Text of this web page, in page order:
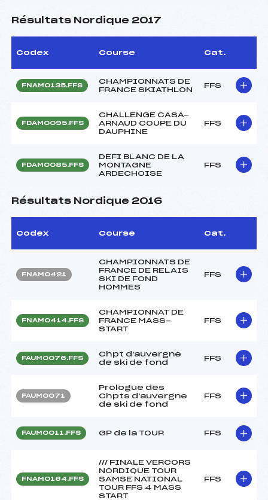
Résultats Nordique 2017
Codex Course Cat.
FNAM0135.FFS
CHAMPIONNATS DE
FRANCE SKIATHLON
FFS
FDAM0095.FFS
CHALLENGE CASA-
ARNAUD COUPE DU
DAUPHINE
FFS
FDAM0085.FFS
DEFI BLANC DE LA
MONTAGNE
ARDECHOISE
FFS
Résultats Nordique 2016
Codex Course Cat.
FNAM0421
CHAMPIONNATS DE
FRANCE DE RELAIS
SKI DE FOND
HOMMES
FFS
FNAM0414.FFS
CHAMPIONNAT DE
FRANCE MASS-
START
FFS
FAUM0076.FFS
Chpt d'auvergne
de ski de fond
FFS
FAUM0071
Prologue des
Chpts d'auvergne
de ski de fond
FFS
FAUM0011.FFS GP de la TOUR FFS
FNAM0164.FFS
/// FINALE VERCORS
NORDIQUE TOUR
SAMSE NATIONAL
TOUR FFS 4 MASS
START
FFS